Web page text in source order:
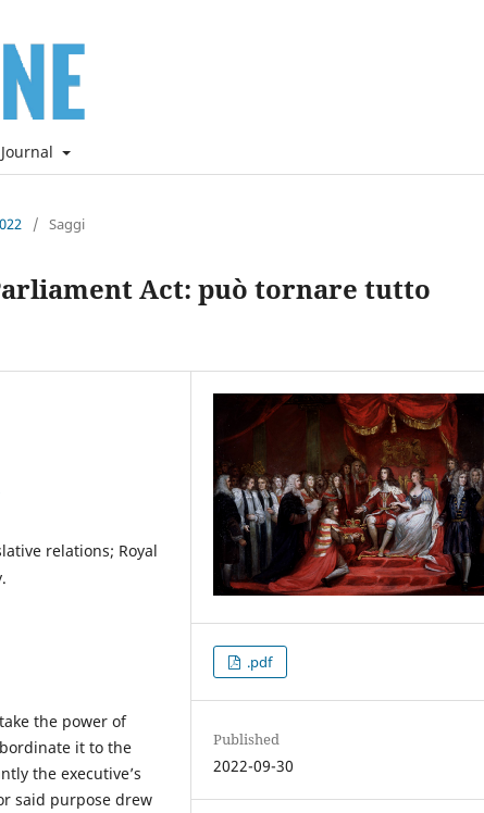
/ Saggi
Act: può tornare tutto
relations; Royal
the power of
it to the
the executive’s
said purpose drew
.pdf
Published
2022-09-30